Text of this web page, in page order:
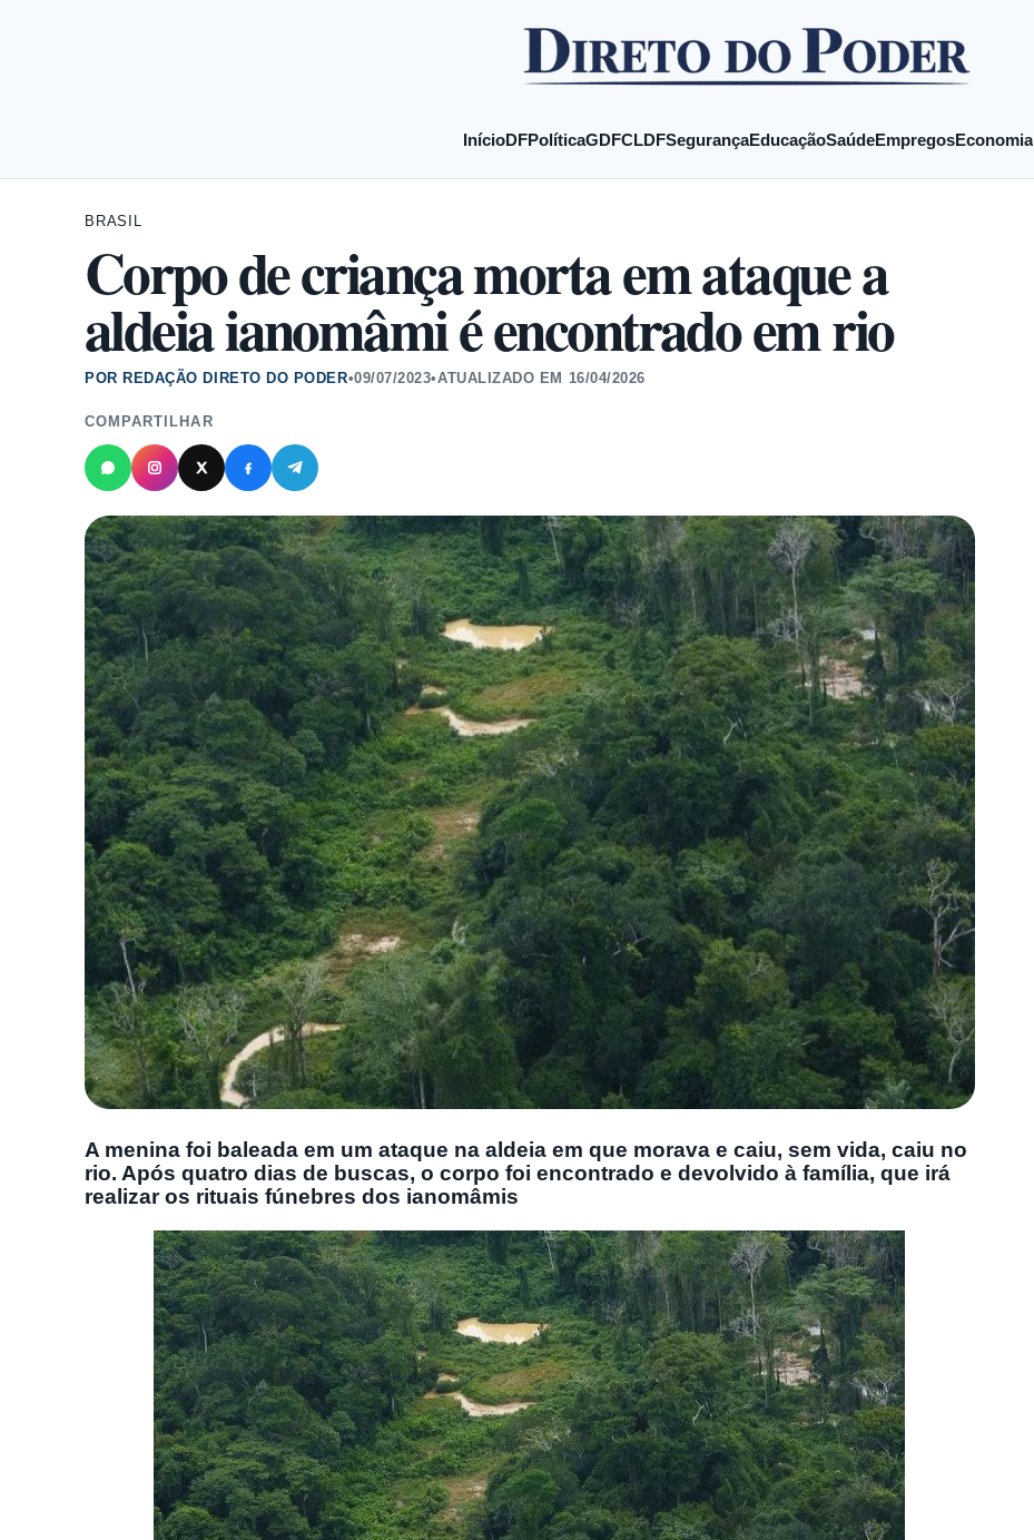
InícioDFPolíticaGDFCLDFSegurançaEducaçãoSaúdeEmpregosEconomia
BRASIL
Corpo de criança morta em ataque a
aldeia ianomâmi é encontrado em rio
POR REDAÇÃO DIRETO DO PODER•09/07/2023•ATUALIZADO EM 16/04/2026
COMPARTILHAR
A menina foi baleada em um ataque na aldeia em que morava e caiu, sem vida, caiu no
rio. Após quatro dias de buscas, o corpo foi encontrado e devolvido à família, que irá
realizar os rituais fúnebres dos ianomâmis